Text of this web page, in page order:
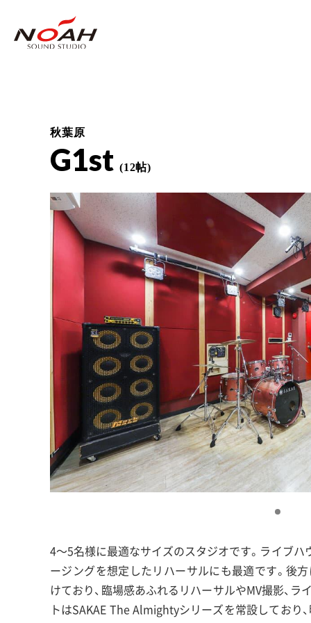
秋葉原
G1st (12帖)
4〜5名様に最適なサイズのスタジオです。ライブハ
ージングを想定したリハーサルにも最適です。後
けており、臨場感あふれるリハーサルやMV撮影、
トはSAKAE The Almightyシリーズを常設しており